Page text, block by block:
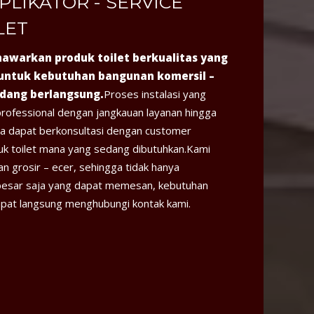
produk toilet berkualitas yang
kebutuhan bangunan komersil –
berlangsung.Proses instalasi yang
dengan jangkauan layanan hingga
dapat berkonsultasi dengan customer
toilet mana yang sedang dibutuhkan.Kami
grosir – ecer, sehingga tidak hanya
saja yang dapat memesan, kebutuhan
langsung menghubungi kontak kami.